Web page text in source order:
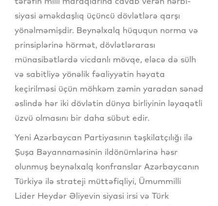
siyasi əməkdaşlıq üçüncü dövlətlərə qarşı
yönəlməmişdir. Beynəlxalq hüququn norma və
prinsiplərinə hörmət, dövlətlərarası
münasibətlərdə vicdanlı mövqe, eləcə də sülh
və sabitliyə yönəlik fəaliyyətin həyata
keçirilməsi üçün möhkəm zəmin yaradan sənəd
əslində hər iki dövlətin dünya birliyinin ləyaqətli
üzvü olmasını bir daha sübut edir.
Yeni Azərbaycan Partiyasının təşkilatçılığı ilə
Şuşa Bəyannaməsinin ildönümlərinə həsr
olunmuş beynəlxalq konfranslar Azərbaycanın
Türkiyə ilə strateji müttəfiqliyi, Ümummilli
Lider Heydər Əliyevin siyasi irsi və Türk